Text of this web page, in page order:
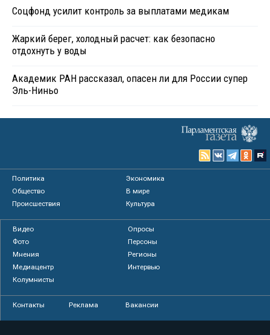
Соцфонд усилит контроль за выплатами медикам
Жаркий берег, холодный расчет: как безопасно
отдохнуть у воды
Академик РАН рассказал, опасен ли для России супер
Эль-Ниньо
Политика
Экономика
Общество
В мире
Происшествия
Культура
Видео
Опросы
Фото
Персоны
Мнения
Регионы
Медиацентр
Интервью
Колумнисты
Контакты Реклама Вакансии